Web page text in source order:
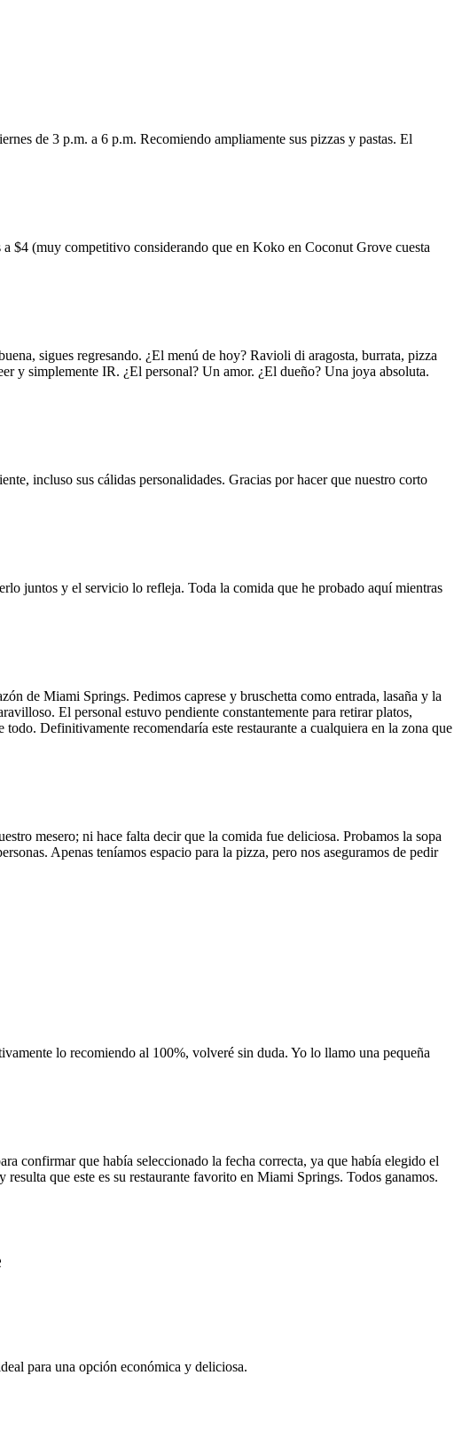
de 3 p.m. a 6 p.m. Recomiendo ampliamente sus pizzas y pastas. El
$4 (muy competitivo considerando que en Koko en Coconut Grove cuesta
sigues regresando. ¿El menú de hoy? Ravioli di aragosta, burrata, pizza
y simplemente IR. ¿El personal? Un amor. ¿El dueño? Una joya absoluta.
incluso sus cálidas personalidades. Gracias por hacer que nuestro corto
juntos y el servicio lo refleja. Toda la comida que he probado aquí mientras
de Miami Springs. Pedimos caprese y bruschetta como entrada, lasaña y la
El personal estuvo pendiente constantemente para retirar platos,
Definitivamente recomendaría este restaurante a cualquiera en la zona que
mesero; ni hace falta decir que la comida fue deliciosa. Probamos la sopa
Apenas teníamos espacio para la pizza, pero nos aseguramos de pedir
lo recomiendo al 100%, volveré sin duda. Yo lo llamo una pequeña
confirmar que había seleccionado la fecha correcta, ya que había elegido el
que este es su restaurante favorito en Miami Springs. Todos ganamos.
para una opción económica y deliciosa.